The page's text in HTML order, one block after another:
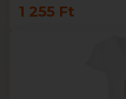
1 255 Ft